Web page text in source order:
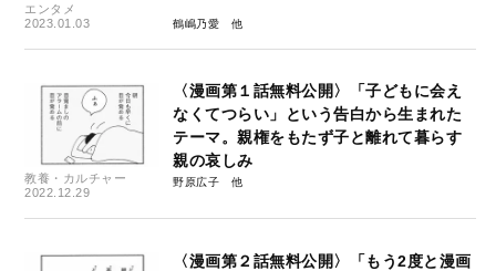
エンタメ
2023.01.03
鶴嶋乃愛
教養・カルチャー
2022.12.29
〈漫画第１話無料公開〉「子どもに会え
なくてつらい」という告白から生まれた
テーマ。親権をもたず子と離れて暮らす
親の哀しみ
野原広子
〈漫画第２話無料公開〉「もう2度と漫画